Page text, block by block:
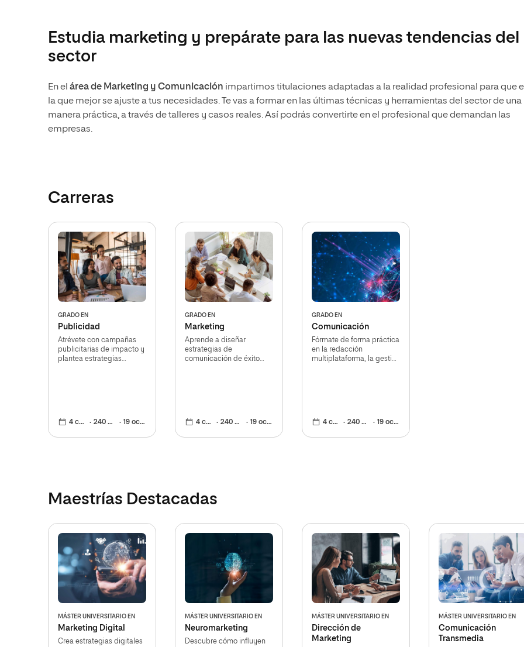
Ciencias de la Salud
Música
Maestría Universitaria en Tecnología Educativa y
Música
Ciencias Sociales
Maestría en Docencia Universitaria
Humanidades
Música
Diseño
Estudia marketing y prepárate para las nuevas tendencias del
sector
En el área de Marketing y Comunicación impartimos titulaciones adaptadas a la realidad profesional para que
la que mejor se ajuste a tus necesidades. Te vas a formar en las últimas técnicas y herramientas del sector de una
manera práctica, a través de talleres y casos reales. Así podrás convertirte en el profesional que demandan las
empresas.
Carreras
GRADO EN
Publicidad
Atrévete con campañas
publicitarias de impacto y
plantea estrategias
4 cursos 240 ECTS 19 oct 2026
GRADO EN
Marketing
Aprende a diseñar
estrategias de
comunicación de éxito
4 cursos 240 ECTS 19 oct 2026
GRADO EN
Comunicación
Fórmate de forma práctica
en la redacción
multiplataforma, la gestión
4 cursos 240 ECTS 19 oct 2026
Maestrías Destacadas
MÁSTER UNIVERSITARIO EN
Marketing Digital
Crea estrategias digitales
MÁSTER UNIVERSITARIO EN
Neuromarketing
Descubre cómo influyen
MÁSTER UNIVERSITARIO EN
Dirección de
Marketing
MÁSTER UNIVERSITARIO EN
Comunicación
Transmedia